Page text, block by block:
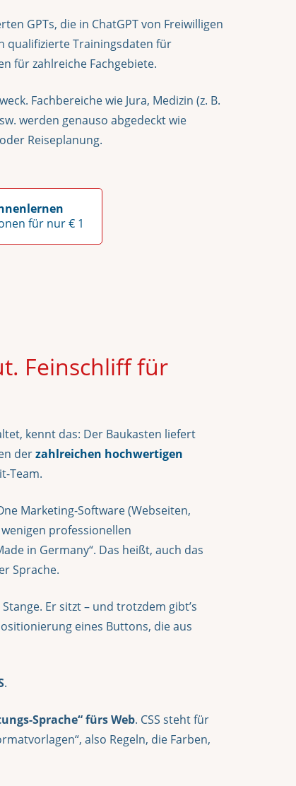
GPTs, die in ChatGPT von Freiwilligen
qualifizierte Trainingsdaten für
für zahlreiche Fachgebiete.
Fachbereiche wie Jura, Medizin (z. B.
werden genauso abgedeckt wie
Reiseplanung.
für nur € 1
Feinschliff für
kennt das: Der Baukasten liefert
derzahlreichen hochwertigen
Team.
Marketing-Software (Webseiten,
professionellen
in Germany“. Das heißt, auch das
Sprache.
Er sitzt – und trotzdem gibt’s
eines Buttons, die aus
.
Sprache“ fürs Web. CSS steht für
also Regeln, die Farben,